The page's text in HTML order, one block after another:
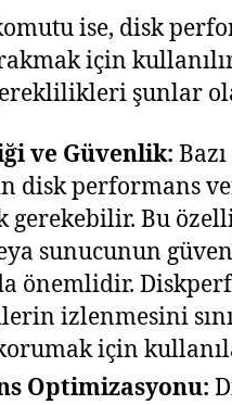
ise, disk
için
şunlar
ve Güvenlik:
disk performans
gerekebilir. Bu
sunucunun
önemlidir.
izlenmesini
için
Optimizasyonu: